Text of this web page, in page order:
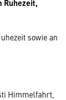
Ruhezeit,
sowie an
Himmelfahrt,